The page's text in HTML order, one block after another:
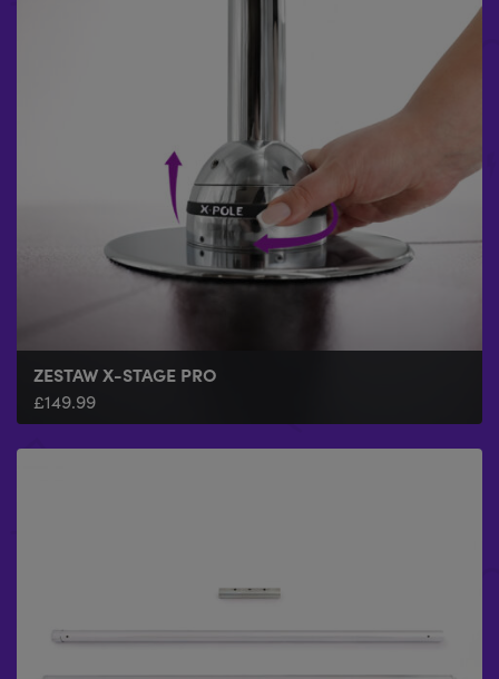
ZESTAW X-STAGE PRO
£149.99